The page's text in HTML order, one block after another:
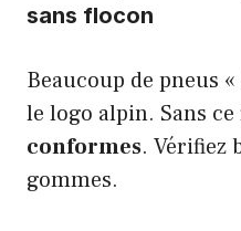
sans flocon
Beaucoup de pneus
le logo alpin. Sans ce
conformes. Vérifiez
gommes.